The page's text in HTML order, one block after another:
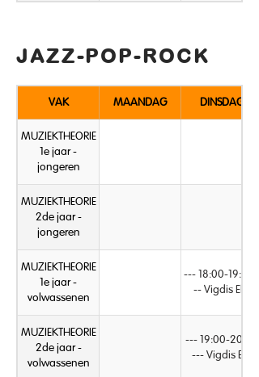
JAZZ-POP-ROCK
VAK MAANDAG DINSDAG
MUZIEKTHEORIE
1e jaar -
jongeren
MUZIEKTHEORIE
2de jaar -
jongeren
MUZIEKTHEORIE
1e jaar -
volwassenen
--- 18:00-19:00 -
-- Vigdis Elst
MUZIEKTHEORIE
2de jaar -
volwassenen
--- 19:00-20:00
--- Vigdis Elst